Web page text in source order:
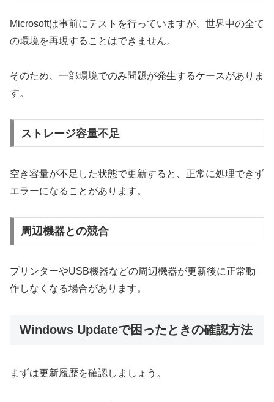
Microsoftは事前にテストを行っていますが、世界中の全て
の環境を再現することはできません。
そのため、一部環境でのみ問題が発生するケースがありま
す。
ストレージ容量不足
空き容量が不足した状態で更新すると、正常に処理できず
エラーになることがあります。
周辺機器との競合
プリンターやUSB機器などの周辺機器が更新後に正常動
作しなくなる場合があります。
Windows Updateで困ったときの確認方法
まずは更新履歴を確認しましょう。